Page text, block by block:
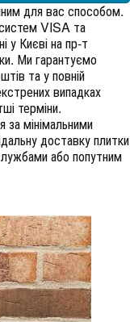
для вас способом.
VISA та
Києві на пр-т
Ми гарантуємо
та у повній
випадках
терміни.
мінімальними
доставку плитки
або попутним